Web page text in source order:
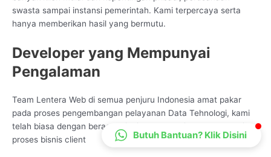
swasta sampai instansi pemerintah. Kami terpercaya serta
hanya memberikan hasil yang bermutu.
Developer yang Mempunyai
Pengalaman
Team Lentera Web di semua penjuru Indonesia amat pakar
pada proses pengembangan pelayanan Data Tehnologi, kami
telah biasa dengan beragam jenis mode peningkatan sesuai
proses bisnis client
Butuh Bantuan? Klik Disini